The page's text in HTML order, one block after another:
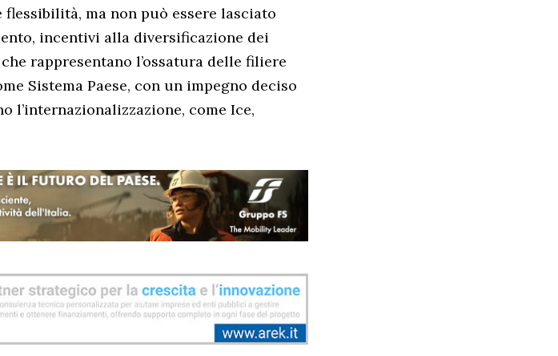
ma non può essere lasciato
incentivi alla diversificazione dei
rappresentano l’ossatura delle filiere
Sistema Paese, con un impegno deciso
l’internazionalizzazione, come Ice,